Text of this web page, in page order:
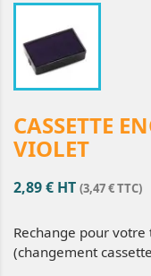
CASSETTE
VIOLET
2,89 € HT (3,47 € TTC)
Rechange pour
(changement